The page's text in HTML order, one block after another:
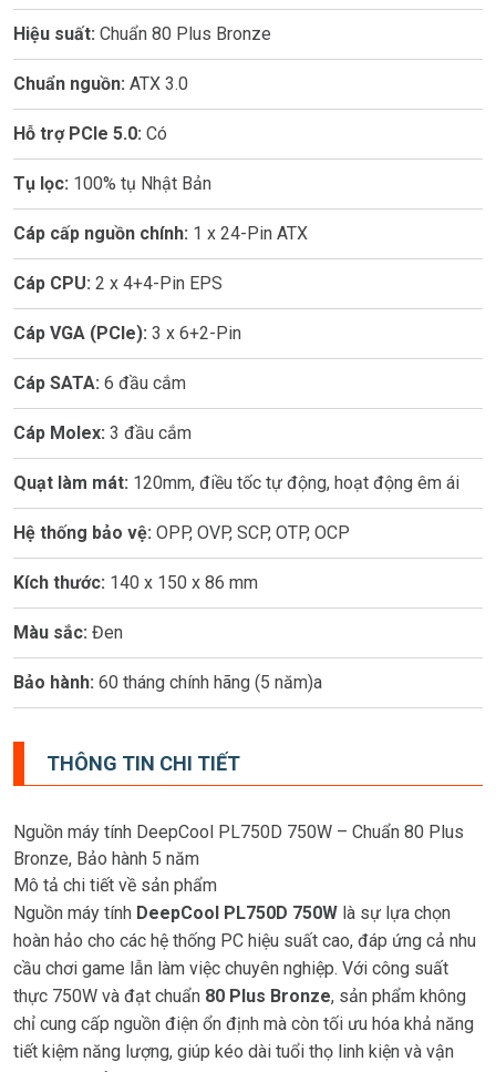
Hiệu suất: Chuẩn 80 Plus Bronze
Chuẩn nguồn: ATX 3.0
Hỗ trợ PCIe 5.0: Có
Tụ lọc: 100% tụ Nhật Bản
Cáp cấp nguồn chính: 1 x 24-Pin ATX
Cáp CPU: 2 x 4+4-Pin EPS
Cáp VGA (PCIe): 3 x 6+2-Pin
Cáp SATA: 6 đầu cắm
Cáp Molex: 3 đầu cắm
Quạt làm mát: 120mm, điều tốc tự động, hoạt động êm ái
Hệ thống bảo vệ: OPP, OVP, SCP, OTP, OCP
Kích thước: 140 x 150 x 86 mm
Màu sắc: Đen
Bảo hành: 60 tháng chính hãng (5 năm)a
THÔNG TIN CHI TIẾT
Nguồn máy tính DeepCool PL750D 750W – Chuẩn 80 Plus
Bronze, Bảo hành 5 năm
Mô tả chi tiết về sản phẩm
Nguồn máy tính DeepCool PL750D 750W là sự lựa chọn
hoàn hảo cho các hệ thống PC hiệu suất cao, đáp ứng cả nhu
cầu chơi game lẫn làm việc chuyên nghiệp. Với công suất
thực 750W và đạt chuẩn 80 Plus Bronze, sản phẩm không
chỉ cung cấp nguồn điện ổn định mà còn tối ưu hóa khả năng
tiết kiệm năng lượng, giúp kéo dài tuổi thọ linh kiện và vận